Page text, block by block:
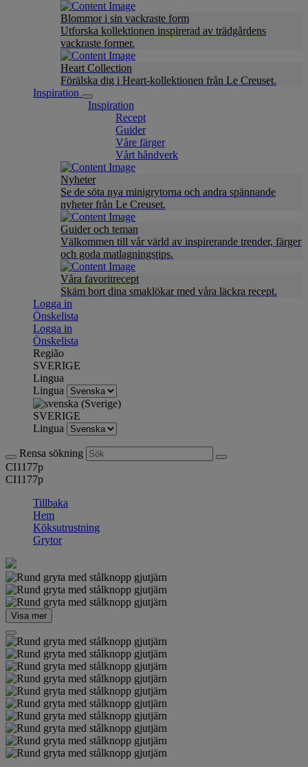
Blommor i sin vackraste form
Utforska kollektionen inspirerad av trädgårdens
vackraste former.
Heart Collection
Förälska dig i Heart-kollektionen från Le Creuset.
Inspiration
Inspiration
Recept
Guider
Våre färger
Vårt håndverk
Nyheter
Se de söta nya minigrytorna och andra spännande
nyheter från Le Creuset.
Guider och teman
Välkommen till vår värld av inspirerande trender, färger
och goda matlagningstips.
Våra favoritrecept
Skäm bort dina smaklökar med våra läckra recept.
Logga in
Önskelista
Logga in
Önskelista
Região
SVERIGE
Lingua
Lingua
SVERIGE
Lingua
Rensa sökning
CI1177p
CI1177p
Tillbaka
Hem
Köksutrustning
Grytor
Visa mer